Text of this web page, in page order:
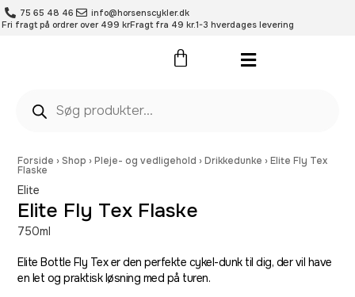
75 65 48 46
info@horsenscykler.dk
Fri fragt på ordrer over 499 krFragt fra 49 kr.1-3 hverdages levering
Forside ›Shop ›Pleje- og vedligehold ›Drikkedunke ›Elite Fly Tex
Flaske
Elite
Elite Fly Tex Flaske
750ml
Elite Bottle Fly Tex er den perfekte cykel-dunk til dig, der vil have
en let og praktisk løsning med på turen.